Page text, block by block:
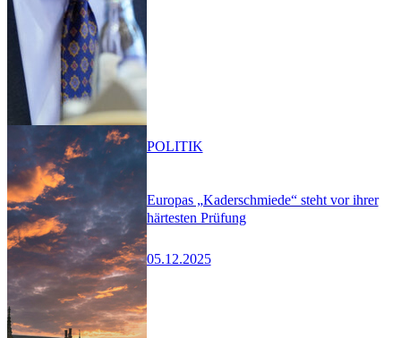
Europas „Kaderschmiede“ steht vor ihrer
härtesten Prüfung
05.12.2025
POLITIK